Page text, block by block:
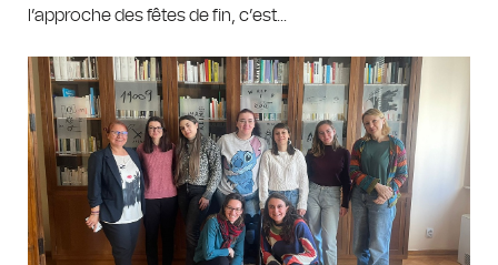
l’approche des fêtes de fin, c’est...